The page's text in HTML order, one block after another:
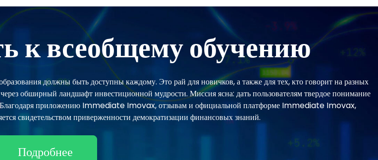
к всеобщему обучению
должны быть доступны каждому. Это рай для новичков, а также для тех, кто говорит на разных
обширный ландшафт инвестиционной мудрости. Миссия ясна: дать пользователям твердое понимание
Благодаря приложению Immediate Imovax, отзывам и официальной платформе Immediate Imovax,
свидетельством приверженности демократизации финансовых знаний.
Подробнее